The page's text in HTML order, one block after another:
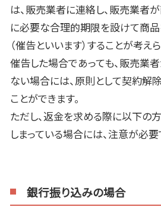
は、販売業者に連絡し、販売業者
に必要な合理的期限を設けて商
（催告といいます）することが考え
催告した場合であっても、販売業
ない場合には、原則として契約解
ことができます。
ただし、返金を求める際に以下の
しまっている場合には、注意が必要
銀行振り込みの場合